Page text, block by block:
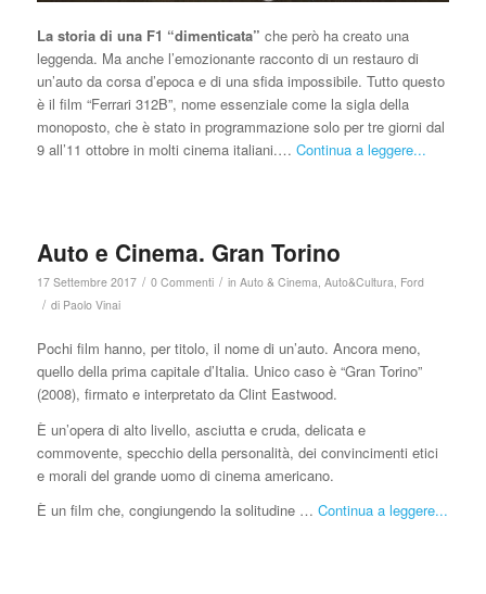
La storia di una F1 “dimenticata” che però ha creato una
leggenda. Ma anche l’emozionante racconto di un restauro di
un’auto da corsa d’epoca e di una sfida impossibile. Tutto questo
è il film “Ferrari 312B”, nome essenziale come la sigla della
monoposto, che è stato in programmazione solo per tre giorni dal
9 all’11 ottobre in molti cinema italiani.… Continua a leggere...
Auto e Cinema. Gran Torino
17 Settembre 2017 / 0 Commenti / in Auto & Cinema, Auto&Cultura, Ford
/ di Paolo Vinai
Pochi film hanno, per titolo, il nome di un’auto. Ancora meno,
quello della prima capitale d’Italia. Unico caso è “Gran Torino”
(2008), firmato e interpretato da Clint Eastwood.
È un’opera di alto livello, asciutta e cruda, delicata e
commovente, specchio della personalità, dei convincimenti etici
e morali del grande uomo di cinema americano.
È un film che, congiungendo la solitudine … Continua a leggere...